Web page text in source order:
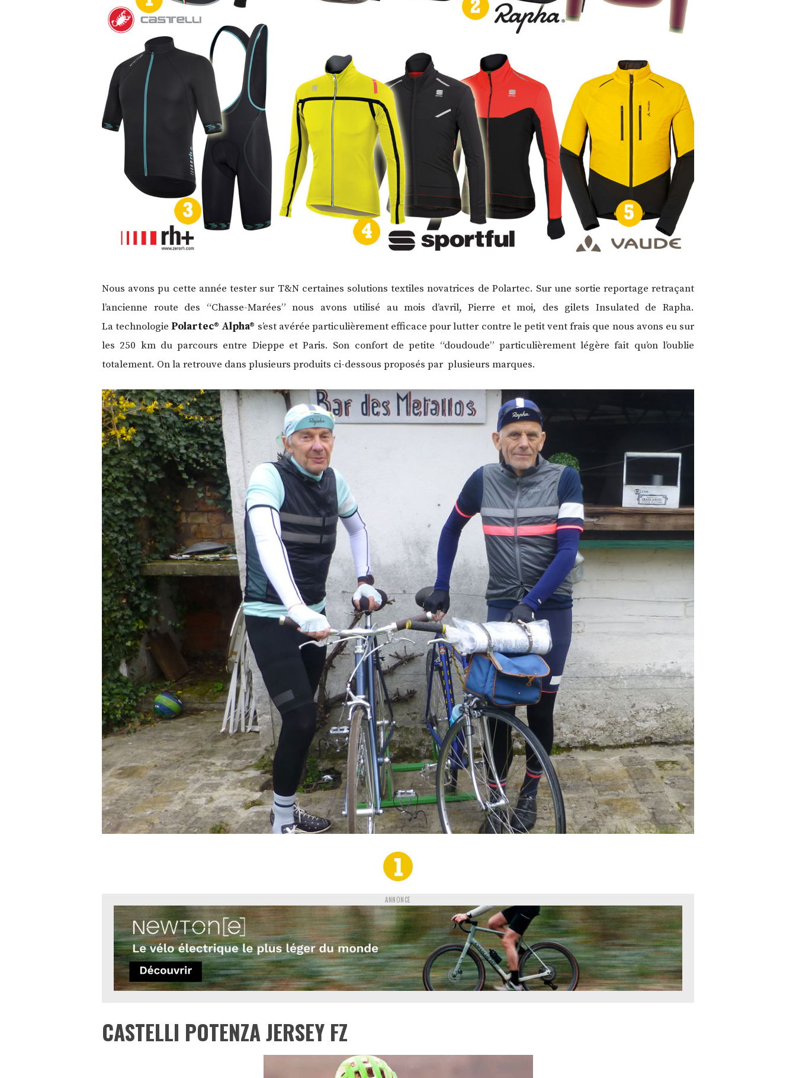
Nous avons pu cette année tester sur T&N certaines solutions textiles novatrices de Polartec. Sur une sortie reportage retraçant
l’ancienne route des “Chasse-Marées” nous avons utilisé au mois d’avril, Pierre et moi, des gilets Insulated de Rapha.
La technologie Polartec® Alpha® s’est avérée particulièrement efficace pour lutter contre le petit vent frais que nous avons eu sur
les 250 km du parcours entre Dieppe et Paris. Son confort de petite “doudoude” particulièrement légère fait qu’on l’oublie
totalement. On la retrouve dans plusieurs produits ci-dessous proposés par plusieurs marques.
ANNONCE
CASTELLI POTENZA JERSEY FZ